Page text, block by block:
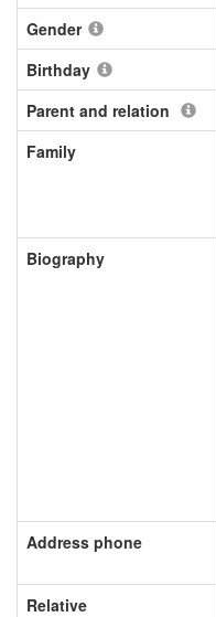
Gender
Birthday
Parent and relation
Family
Biography
Address phone
Relative